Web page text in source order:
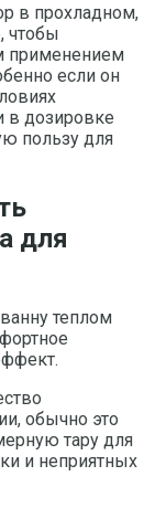
в прохладном,
чтобы
применением
если он
в дозировке
пользу для
для
теплом
обычно это
тару для
и неприятных